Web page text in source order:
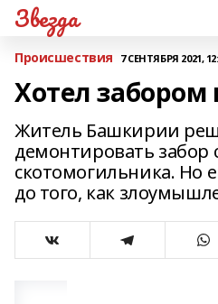
Звезда
Происшествия 7 СЕНТЯБРЯ 2021,
Хотел забором
Житель Башкирии
демонтировать забор
скотомогильника. Но
до того, как